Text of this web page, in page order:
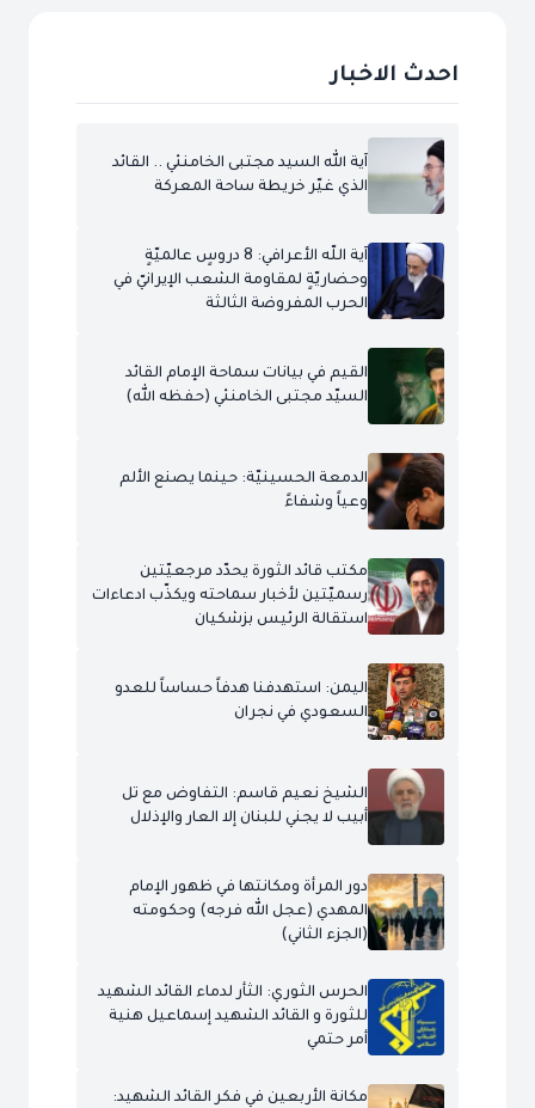
احدث الاخبار
آية الله السيد مجتبى الخامنئي .. القائد
الذي غيّر خريطة ساحة المعركة
آية اللّه الأعرافي: 8 دروسٍ عالميّةٍ
وحضاريّةٍ لمقاومة الشعب الإيرانيّ في
الحرب المفروضة الثالثة
القيم في بيانات سماحة الإمام القائد
السيّد مجتبى الخامنئي (حفظه الله)
الدمعة الحسينيّة: حينما يصنع الألم
وعياً وشفاءً
مكتب قائد الثورة يحدّد مرجعيّتين
رسميّتين لأخبار سماحته ويكذّب ادعاءات
استقالة الرئيس بزشكيان
اليمن: استهدفنا هدفاً حساساً للعدو
السعودي في نجران
الشيخ نعيم قاسم: التفاوض مع تل
أبيب لا يجني للبنان إلا العار والإذلال
دور المرأة ومكانتها في ظهور الإمام
المهدي (عجل الله فرجه) وحكومته
(الجزء الثاني)
الحرس الثوري: الثأر لدماء القائد الشهيد
للثورة و القائد الشهيد إسماعيل هنية
أمر حتمي
مكانة الأربعين في فكر القائد الشهيد: